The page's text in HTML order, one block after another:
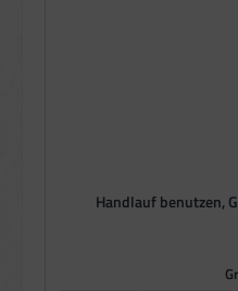
Handlauf benutzen,